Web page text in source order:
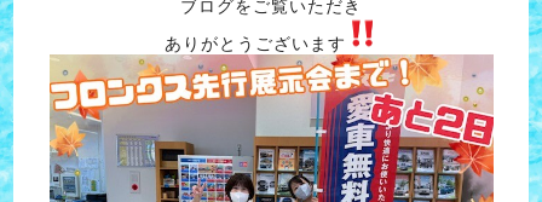
ブログをご覧いただき
ありがとうございます